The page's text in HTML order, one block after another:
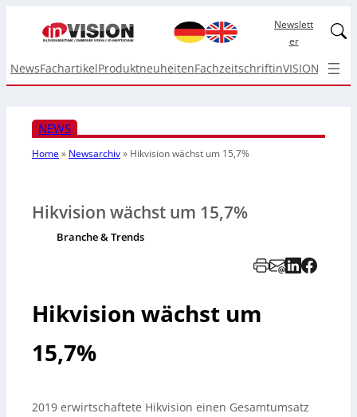
Newslett
er
NewsFachartikelProduktneuheitenFachzeitschriftinVISION Top
NEWS
Home» Newsarchiv» Hikvision wächst um 15,7%
Hikvision wächst um 15,7%
Branche & Trends
Hikvision wächst um
15,7%
2019 erwirtschaftete Hikvision einen Gesamtumsatz